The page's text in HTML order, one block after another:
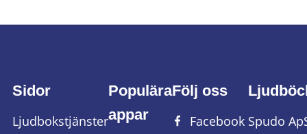
Sidor
Ljudbokstjänster
Populära
appar
Följ oss
Facebook Spudo